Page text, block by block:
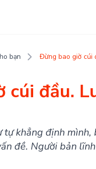
bạn Đừng bao giờ cúi
cúi đầu.
tự khẳng định mình,
đề. Người bản